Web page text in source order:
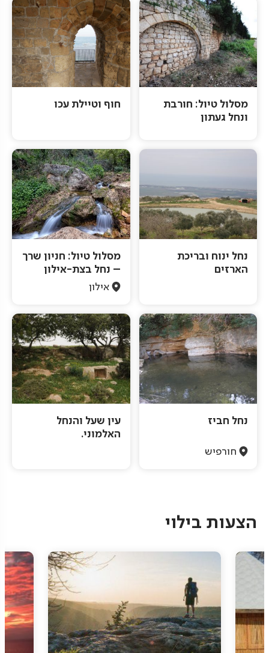
מסלול טיול: חורבת
ונחל געתון
חוף וטיילת עכו
נחל ינוח ובריכת
הארזים
מסלול טיול: חניון שרך
– נחל בצת-אילון
אילון
נחל חביז
חורפיש
עין שעל והנחל
האלמוני.
הצעות בילוי